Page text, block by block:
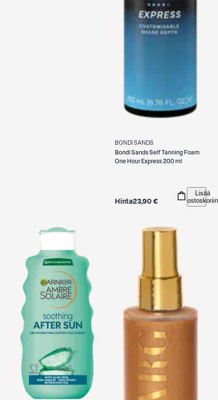
BONDI SANDS
Bondi SandsSelf Tanning Foam
One Hour Express 200 ml
Hinta23,90 €
Lisää
ostoskoriin